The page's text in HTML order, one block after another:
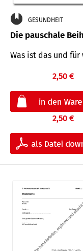
GESUNDHEIT
Die pauschale
Was ist das und
2,50 €
2,50 €